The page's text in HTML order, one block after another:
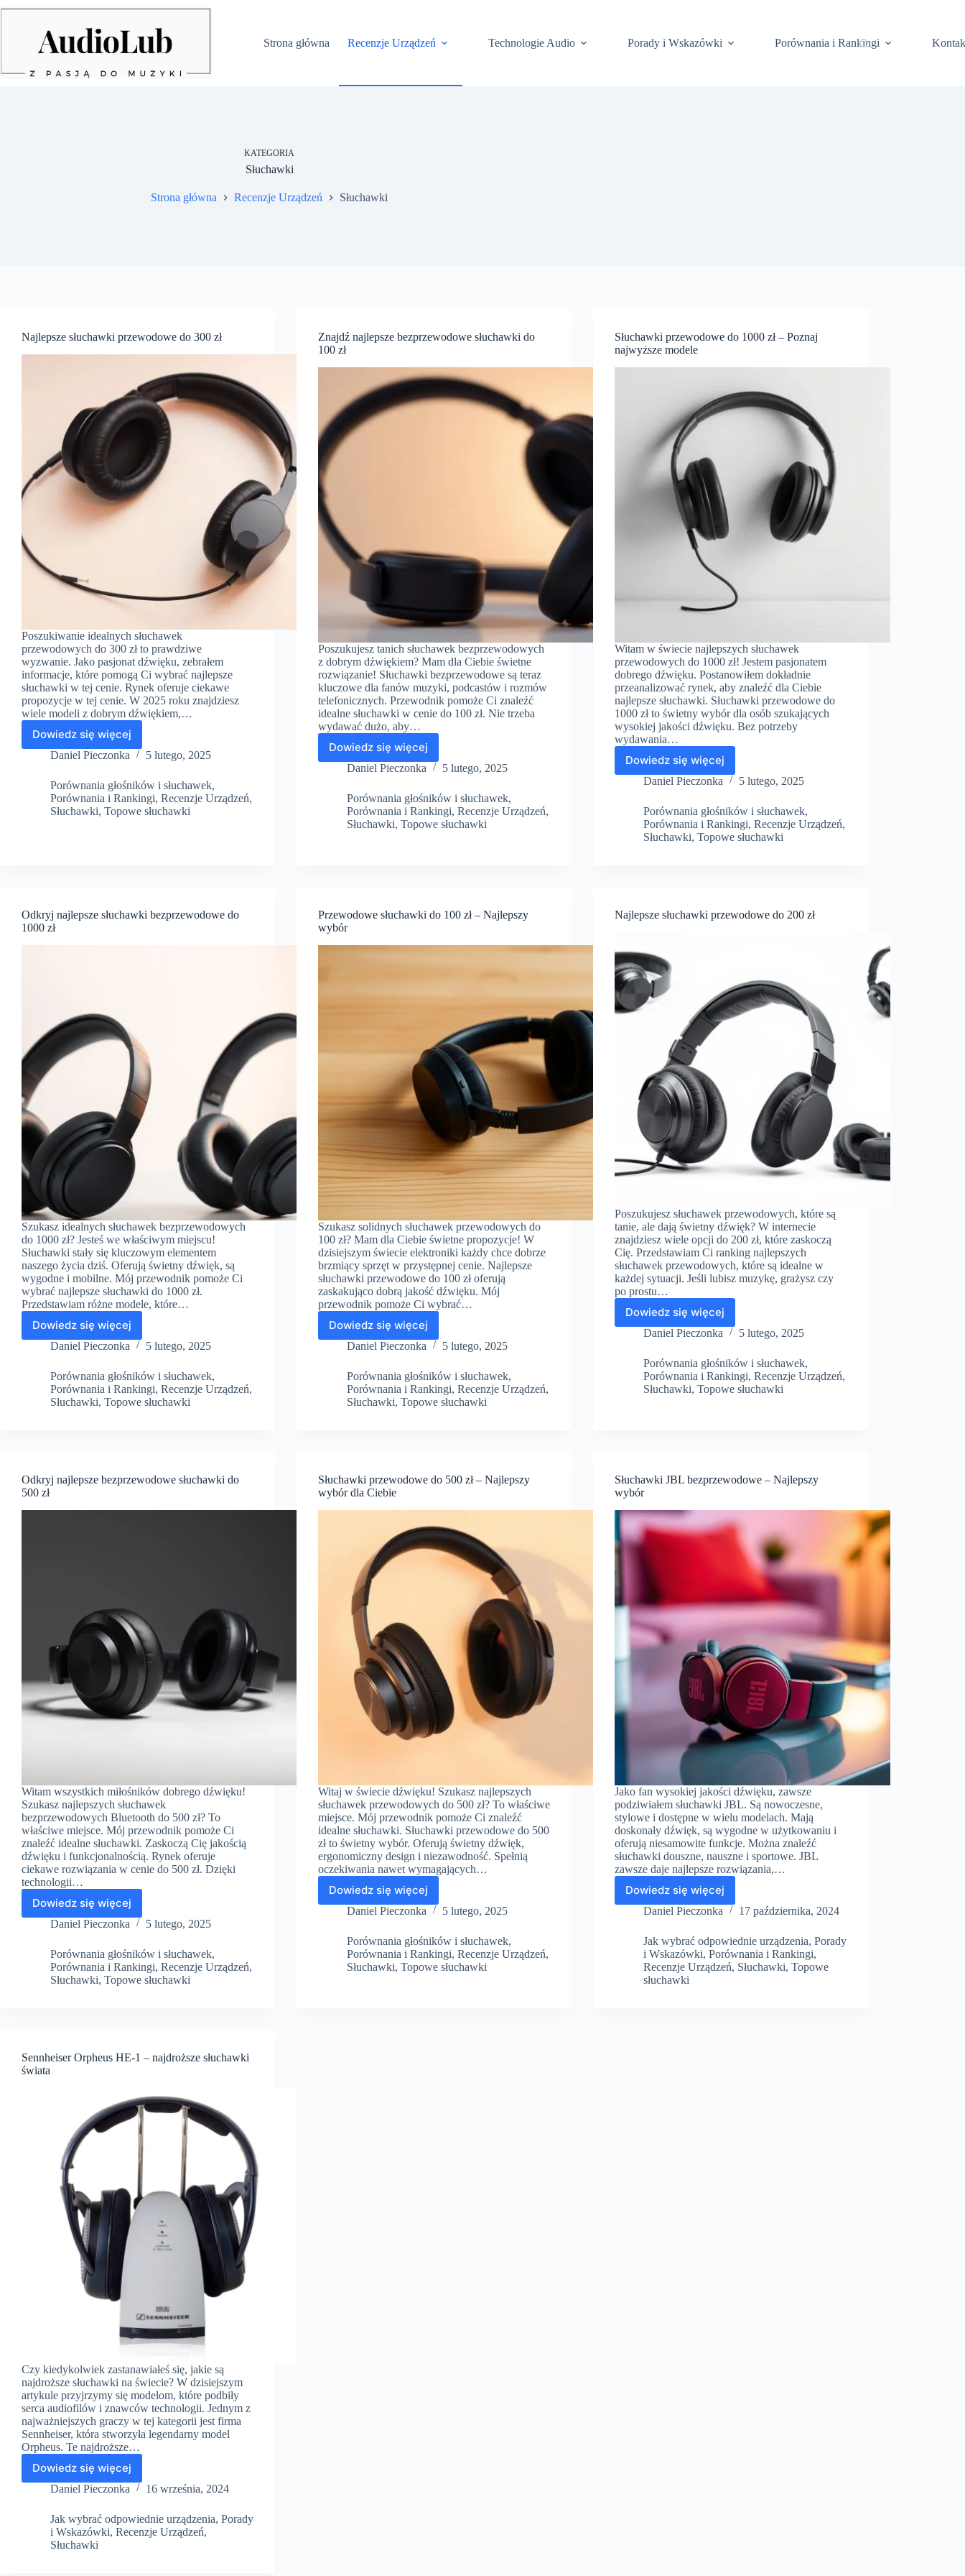
Strona główna
Recenzje Urządzeń Technologie Audio Porady i Wskazówki Porównania i Rankingi
KATEGORIA
Słuchawki
Strona główna Recenzje Urządzeń Słuchawki
Najlepsze słuchawki przewodowe do 300 zł
Poszukiwanie idealnych słuchawek
przewodowych do 300 zł to prawdziwe
wyzwanie. Jako pasjonat dźwięku, zebrałem
informacje, które pomogą Ci wybrać najlepsze
słuchawki w tej cenie. Rynek oferuje ciekawe
propozycje w tej cenie. W 2025 roku znajdziesz
wiele modeli z dobrym dźwiękiem,…
Dowiedz się więcej
Najlepsze
słuchawki
do
300
zł
Daniel Pieczonka 5 lutego, 2025
Porównania głośników i słuchawek,
Porównania i Rankingi, Recenzje Urządzeń,
Słuchawki, Topowe słuchawki
Znajdź najlepsze bezprzewodowe słuchawki do
100 zł
Poszukujesz tanich słuchawek bezprzewodowych
z dobrym dźwiękiem? Mam dla Ciebie świetne
rozwiązanie! Słuchawki bezprzewodowe są teraz
kluczowe dla fanów muzyki, podcastów i rozmów
telefonicznych. Przewodnik pomoże Ci znaleźć
idealne słuchawki w cenie do 100 zł. Nie trzeba
wydawać dużo, aby…
Dowiedz się więcej
Znajdź
najlepsze
słuchawki
do
100
Daniel Pieczonka 5 lutego, 2025
Porównania głośników i słuchawek,
Porównania i Rankingi,Recenzje Urządzeń,
Słuchawki,Topowe słuchawki
Słuchawki przewodowe do 1000 zł – Poznaj
najwyższe modele
Witam w świecie najlepszych słuchawek
przewodowych do 1000 zł! Jestem pasjonatem
dobrego dźwięku. Postanowiłem dokładnie
przeanalizować rynek, aby znaleźć dla Ciebie
najlepsze słuchawki. Słuchawki przewodowe do
1000 zł to świetny wybór dla osób szukających
wysokiej jakości dźwięku. Bez potrzeby
wydawania…
Dowiedz się więcej
Słuchawki
przewodowe
1000
zł
–
Daniel Pieczonka 5 lutego, 2025
Porównania głośników i słuchawek,
Porównania i Rankingi,Recenzje Urządzeń,
Słuchawki,Topowe słuchawki
Odkryj najlepsze słuchawki bezprzewodowe do
1000 zł
Szukasz idealnych słuchawek bezprzewodowych
do 1000 zł? Jesteś we właściwym miejscu!
Słuchawki stały się kluczowym elementem
naszego życia dziś. Oferują świetny dźwięk, są
wygodne i mobilne. Mój przewodnik pomoże Ci
wybrać najlepsze słuchawki do 1000 zł.
Przedstawiam różne modele, które…
Dowiedz się więcej
Odkryj
najlepsze
bezprzewodowe
do
1000
Daniel Pieczonka 5 lutego, 2025
Porównania głośników i słuchawek,
Porównania i Rankingi, Recenzje Urządzeń,
Słuchawki, Topowe słuchawki
Przewodowe słuchawki do 100 zł – Najlepszy
wybór
Szukasz solidnych słuchawek przewodowych do
100 zł? Mam dla Ciebie świetne propozycje! W
dzisiejszym świecie elektroniki każdy chce dobrze
brzmiący sprzęt w przystępnej cenie. Najlepsze
słuchawki przewodowe do 100 zł oferują
zaskakująco dobrą jakość dźwięku. Mój
przewodnik pomoże Ci wybrać…
Dowiedz się więcej
Przewodowe
słuchawki
100
zł
–
Daniel Pieczonka 5 lutego, 2025
Porównania głośników i słuchawek,
Porównania i Rankingi,Recenzje Urządzeń,
Słuchawki,Topowe słuchawki
Najlepsze słuchawki przewodowe do 200 zł
Poszukujesz słuchawek przewodowych, które są
tanie, ale dają świetny dźwięk? W internecie
znajdziesz wiele opcji do 200 zł, które zaskoczą
Cię. Przedstawiam Ci ranking najlepszych
słuchawek przewodowych, które są idealne w
każdej sytuacji. Jeśli lubisz muzykę, grażysz czy
po prostu…
Dowiedz się więcej
Najlepsze
słuchawki
do
200
zł
Daniel Pieczonka 5 lutego, 2025
Porównania głośników i słuchawek,
Porównania i Rankingi,Recenzje Urządzeń,
Słuchawki,Topowe słuchawki
Odkryj najlepsze bezprzewodowe słuchawki do
500 zł
Witam wszystkich miłośników dobrego dźwięku!
Szukasz najlepszych słuchawek
bezprzewodowych Bluetooth do 500 zł? To
właściwe miejsce. Mój przewodnik pomoże Ci
znaleźć idealne słuchawki. Zaskoczą Cię jakością
dźwięku i funkcjonalnością. Rynek oferuje
ciekawe rozwiązania w cenie do 500 zł. Dzięki
technologii…
Dowiedz się więcej
Odkryj
najlepsze
słuchawki
do
500
Daniel Pieczonka 5 lutego, 2025
Porównania głośników i słuchawek,
Porównania i Rankingi, Recenzje Urządzeń,
Słuchawki, Topowe słuchawki
Słuchawki przewodowe do 500 zł – Najlepszy
wybór dla Ciebie
Witaj w świecie dźwięku! Szukasz najlepszych
słuchawek przewodowych do 500 zł? To właściwe
miejsce. Mój przewodnik pomoże Ci znaleźć
idealne słuchawki. Słuchawki przewodowe do 500
zł to świetny wybór. Oferują świetny dźwięk,
ergonomiczny design i niezawodność. Spełnią
oczekiwania nawet wymagających…
Dowiedz się więcej
Słuchawki
przewodowe
500
zł
–
Daniel Pieczonka 5 lutego, 2025
Porównania głośników i słuchawek,
Porównania i Rankingi,Recenzje Urządzeń,
Słuchawki,Topowe słuchawki
Słuchawki JBL bezprzewodowe – Najlepszy
wybór
Jako fan wysokiej jakości dźwięku, zawsze
podziwiałem słuchawki JBL. Są nowoczesne,
stylowe i dostępne w wielu modelach. Mają
doskonały dźwięk, są wygodne w użytkowaniu i
oferują niesamowite funkcje. Można znaleźć
słuchawki douszne, nauszne i sportowe. JBL
zawsze daje najlepsze rozwiązania,…
Dowiedz się więcej
Słuchawki
JBL
–
Najlepszy
wybór
Daniel Pieczonka 17 października, 2024
Jak wybrać odpowiednie urządzenia,Porady
i Wskazówki,Porównania i Rankingi,
Recenzje Urządzeń, Słuchawki,Topowe
słuchawki
Sennheiser Orpheus HE-1 – najdroższe słuchawki
świata
Czy kiedykolwiek zastanawiałeś się, jakie są
najdroższe słuchawki na świecie? W dzisiejszym
artykule przyjrzymy się modelom, które podbiły
serca audiofilów i znawców technologii. Jednym z
najważniejszych graczy w tej kategorii jest firma
Sennheiser, która stworzyła legendarny model
Orpheus. Te najdroższe…
Dowiedz się więcej
Sennheiser
Orpheus
1
–
najdroższe
Daniel Pieczonka 16 września, 2024
Jak wybrać odpowiednie urządzenia, Porady
i Wskazówki, Recenzje Urządzeń,
Słuchawki